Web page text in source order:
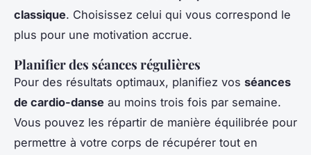
classique. Choisissez celui qui vous correspond le
plus pour une motivation accrue.
Planifier des séances régulières
Pour des résultats optimaux, planifiez vos séances
de cardio-danse au moins trois fois par semaine.
Vous pouvez les répartir de manière équilibrée pour
permettre à votre corps de récupérer tout en